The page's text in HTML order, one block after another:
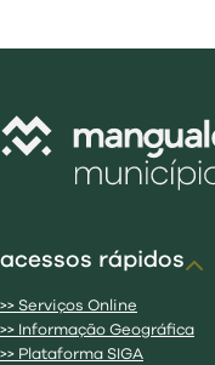
acessos rápidos
>> Serviços Online
>> Informação Geográfica
>> Plataforma SIGA